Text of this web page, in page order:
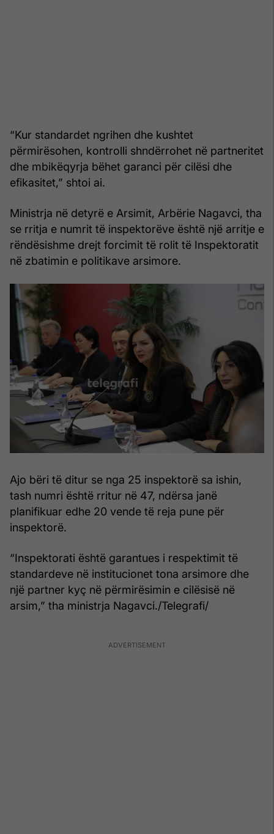
“Kur standardet ngrihen dhe kushtet
përmirësohen, kontrolli shndërrohet në partneritet
dhe mbikëqyrja bëhet garanci për cilësi dhe
efikasitet,” shtoi ai.
Ministrja në detyrë e Arsimit, Arbërie Nagavci, tha
se rritja e numrit të inspektorëve është një arritje e
rëndësishme drejt forcimit të rolit të Inspektoratit
në zbatimin e politikave arsimore.
Ajo bëri të ditur se nga 25 inspektorë sa ishin,
tash numri është rritur në 47, ndërsa janë
planifikuar edhe 20 vende të reja pune për
inspektorë.
“Inspektorati është garantues i respektimit të
standardeve në institucionet tona arsimore dhe
një partner kyç në përmirësimin e cilësisë në
arsim,” tha ministrja Nagavci./Telegrafi/